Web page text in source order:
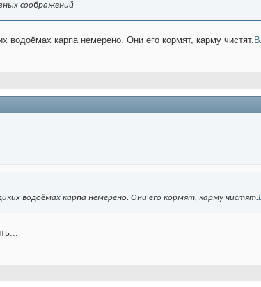
соображений
карпа немерено. Они его кормят, карму чистят.
водоёмах карпа немерено. Они его кормят, карму чистят.